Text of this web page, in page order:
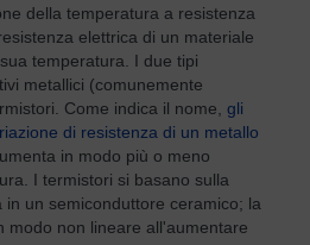
della temperatura a resistenza
elettrica di un materiale
temperatura. I due tipi
metallici (comunemente
Come indica il nome, gli
di resistenza di un metallo
in modo più o meno
I termistori si basano sulla
un semiconduttore ceramico; la
modo non lineare all'aumentare